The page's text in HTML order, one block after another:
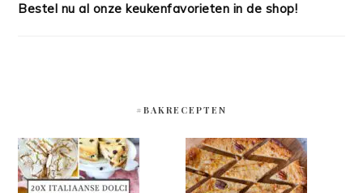
Bestel nu al onze keukenfavorieten in de shop!
#BAKRECEPTEN